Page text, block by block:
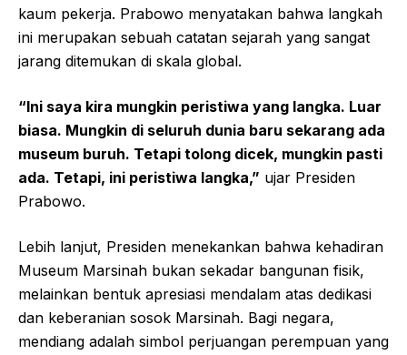
kaum pekerja. Prabowo menyatakan bahwa langkah
ini merupakan sebuah catatan sejarah yang sangat
jarang ditemukan di skala global.
“Ini saya kira mungkin peristiwa yang langka. Luar
biasa. Mungkin di seluruh dunia baru sekarang ada
museum buruh. Tetapi tolong dicek, mungkin pasti
ada. Tetapi, ini peristiwa langka,” ujar Presiden
Prabowo.
Lebih lanjut, Presiden menekankan bahwa kehadiran
Museum Marsinah bukan sekadar bangunan fisik,
melainkan bentuk apresiasi mendalam atas dedikasi
dan keberanian sosok Marsinah. Bagi negara,
mendiang adalah simbol perjuangan perempuan yang